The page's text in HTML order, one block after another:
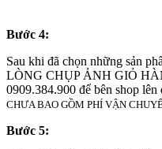
Bước 4:
Sau khi đã chọn những sản
LÒNG CHỤP ẢNH GIỎ
0909.384.900 để bên shop lên
CHƯA BAO GỒM PHÍ VẬN
Bước 5: